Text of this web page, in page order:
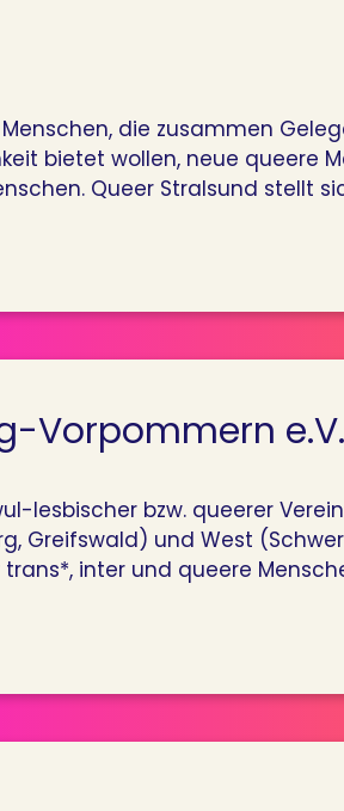
die zusammen
bietet wollen, neue queere
Queer Stralsund stellt
Vorpommern e.V.
lesbischer bzw. queerer
Greifswald) und West
inter und queere